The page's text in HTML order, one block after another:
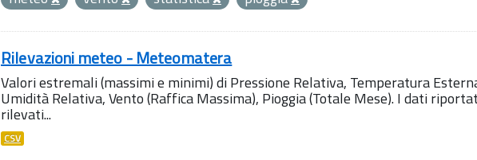
Rilevazioni meteo - Meteomatera
Valori estremali (massimi e minimi) di Pressione Relativa, Temperatura
Umidità Relativa, Vento (Raffica Massima), Pioggia (Totale Mese). I dati
rilevati...
CSV